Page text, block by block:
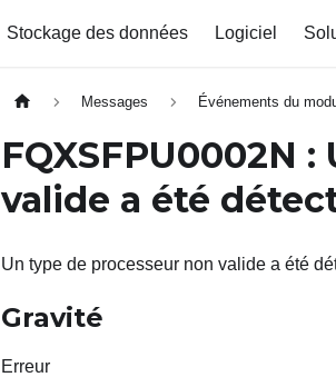
Stockage des données Logiciel
Messages Événements du
FQXSFPU0002N :
valide a été
Un type de processeur non valide a été
Gravité
Erreur